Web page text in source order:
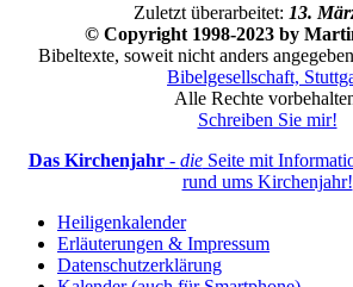
Zuletzt überarbeitet: 13.
© Copyright 1998-2023 by
Bibeltexte, soweit nicht anders
Bibelgesellschaft,
Alle Rechte
Schreiben Sie mir!
Das Kirchenjahr- dieSeite mit
rund ums Kirchenjahr!
Heiligenkalender
Erläuterungen & Impressum
Datenschutzerklärung